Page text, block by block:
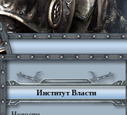
Институт Власти